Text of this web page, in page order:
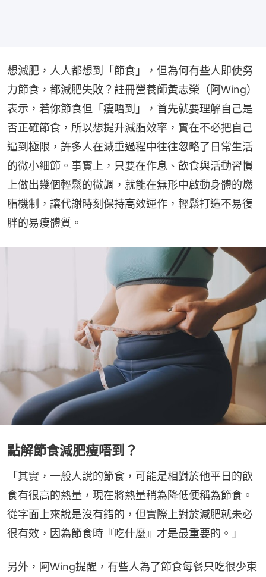
想減肥，人人都想到「節食」，但為何有些人即使努
力節食，都減肥失敗？註冊營養師黃志榮（阿Wing）
表示，若你節食但「瘦唔到」，首先就要理解自己是
否正確節食，所以想提升減脂效率，實在不必把自己
逼到極限，許多人在減重過程中往往忽略了日常生活
的微小細節。事實上，只要在作息、飲食與活動習慣
上做出幾個輕鬆的微調，就能在無形中啟動身體的燃
脂機制，讓代謝時刻保持高效運作，輕鬆打造不易復
胖的易瘦體質。
點解節食減肥瘦唔到？
「其實，一般人說的節食，可能是相對於他平日的飲
食有很高的熱量，現在將熱量稍為降低便稱為節食。
從字面上來說是沒有錯的，但實際上對於減肥就未必
很有效，因為節食時『吃什麼』才是最重要的。」
另外，阿Wing提醒，有些人為了節食每餐只吃很少東